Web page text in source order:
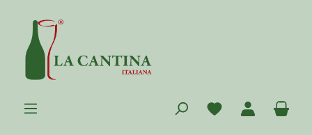
Zum Hauptinhalt springen
Du hast 0